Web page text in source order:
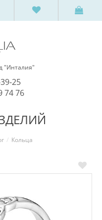
"Инталия"
25
74 76
Кольца